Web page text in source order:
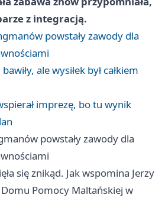
z integracją.
powstały zawody dla
ale wysiłek był całkiem
imprezę, bo tu wynik
powstały zawody dla
się znikąd. Jak wspomina Jerzy
Pomocy Maltańskiej w